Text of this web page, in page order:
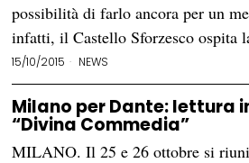
possibilità di farlo ancora per un
infatti, il Castello Sforzesco ospita
15/10/2015 NEWS
Milano per Dante: lettura
“Divina Commedia”
MILANO. Il 25 e 26 ottobre si